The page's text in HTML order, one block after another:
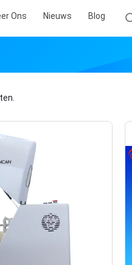
Ons Nieuws Blog